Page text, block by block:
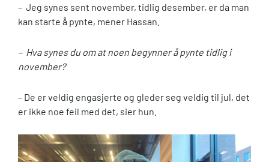
– Jeg synes sent november, tidlig desember, er da man
kan starte å pynte, mener Hassan.
– Hva synes du om at noen begynner å pynte tidlig i
november?
– De er veldig engasjerte og gleder seg veldig til jul, det
er ikke noe feil med det, sier hun.